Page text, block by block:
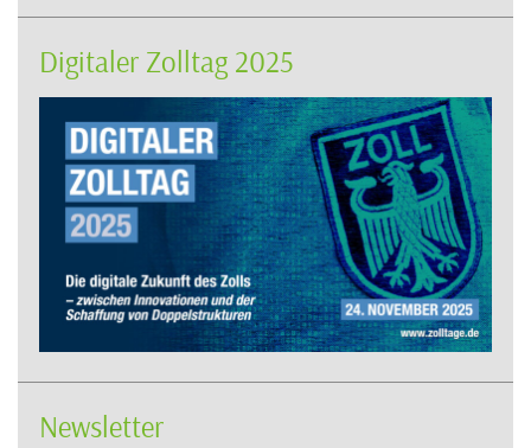
Digitaler Zolltag 2025
Newsletter